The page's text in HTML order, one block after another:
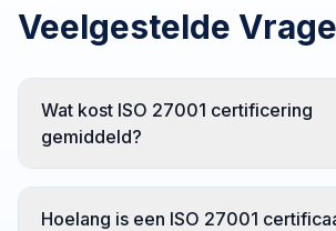
Veelgestelde
Wat kost ISO 27001 certificering
gemiddeld?
eerste jaar gemiddeld tussen €18.000
Hoelang is een ISO 27001